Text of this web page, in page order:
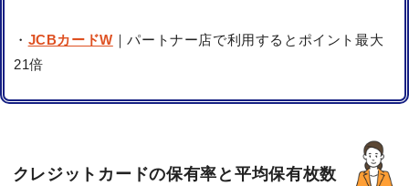
・ JCBカードW ｜パートナー店で利用するとポイント最大
21倍
クレジットカードの保有率と平均保有枚数